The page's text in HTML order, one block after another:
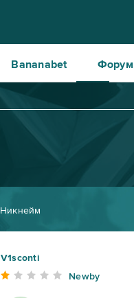
Bananabet Форум
Никнейм
V1sconti
Newby